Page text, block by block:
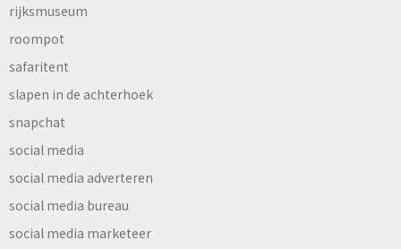
rijksmuseum
roompot
safaritent
slapen in de achterhoek
snapchat
social media
social media adverteren
social media bureau
social media marketeer